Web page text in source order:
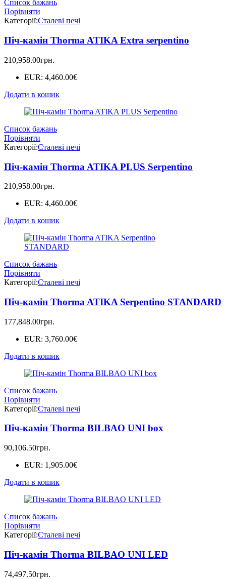
Список бажань
Порівняти
Категорії:Сталеві печі
Піч-камін Thorma ATIKA Extra serpentino
210,958.00грн.
EUR: 4,460.00€
Додати в кошик
Список бажань
Порівняти
Категорії:Сталеві печі
Піч-камін Thorma ATIKA PLUS Serpentino
210,958.00грн.
EUR: 4,460.00€
Додати в кошик
Список бажань
Порівняти
Категорії:Сталеві печі
Піч-камін Thorma ATIKA Serpentino STANDARD
177,848.00грн.
EUR: 3,760.00€
Додати в кошик
Список бажань
Порівняти
Категорії:Сталеві печі
Піч-камін Thorma BILBAO UNI box
90,106.50грн.
EUR: 1,905.00€
Додати в кошик
Список бажань
Порівняти
Категорії:Сталеві печі
Піч-камін Thorma BILBAO UNI LED
74,497.50грн.